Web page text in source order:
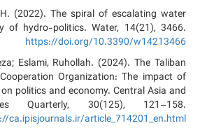
(2022). The spiral of escalating water
of hydro-politics. Water, 14(21), 3466.
https://doi.org/10.3390/w14213466
Eslami, Ruhollah. (2024). The Taliban
Organization: The impact of
politics and economy. Central Asia and
Quarterly, 30(125), 121–158.
ca.ipisjournals.ir/article_714201_en.html